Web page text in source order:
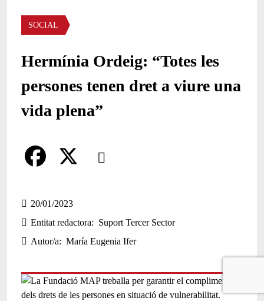
Àmbit de la notícia
SOCIAL
Hermínia Ordeig: “Totes les
persones tenen dret a viure una
vida plena”
Comparteix
a
c
e
o
20/01/2023
Entitat redactora
Suport Tercer Sector
Autor/a
María Eugenia Ifer